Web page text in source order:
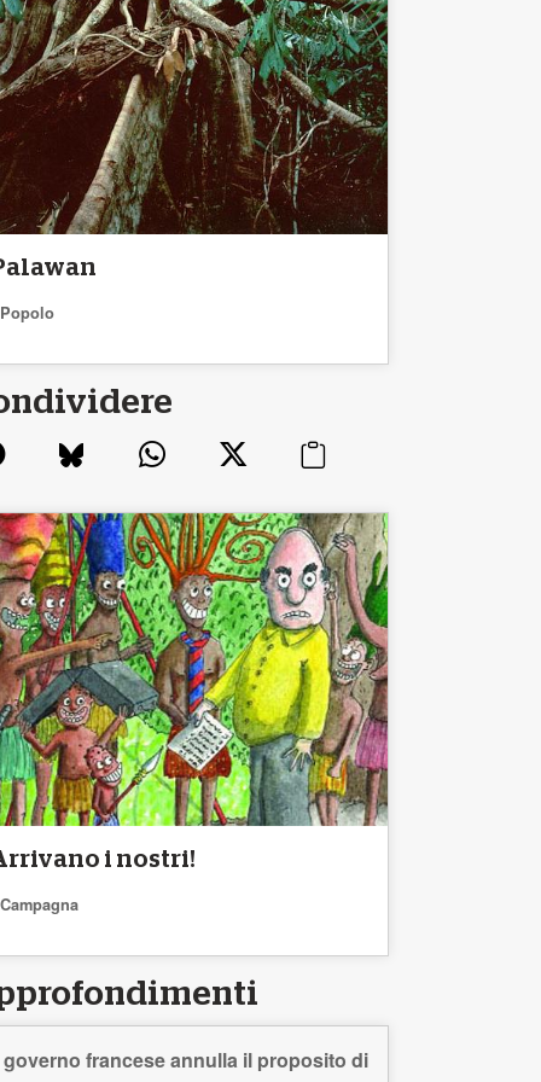
Popolo
i nostri!
Campagna
governo francese annulla il proposito di